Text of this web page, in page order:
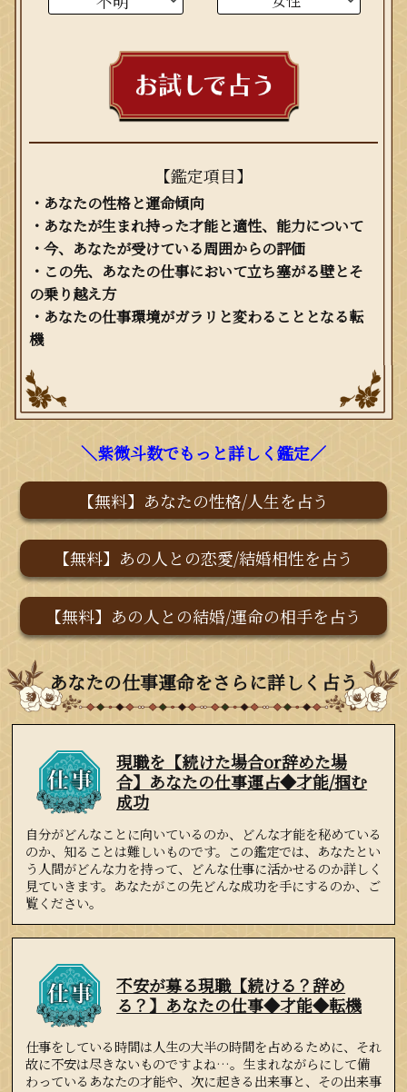
【鑑定項目】
・あなたの性格と運命傾向
・あなたが生まれ持った才能と適性、能力について
・今、あなたが受けている周囲からの評価
・この先、あなたの仕事において立ち塞がる壁とそ
の乗り越え方
・あなたの仕事環境がガラリと変わることとなる転
機
＼紫微斗数でもっと詳しく鑑定／
【無料】あなたの性格/人生を占う
【無料】あの人との恋愛/結婚相性を占う
【無料】あの人との結婚/運命の相手を占う
あなたの仕事運命をさらに詳しく占う
現職を【続けた場合or辞めた場
合】あなたの仕事運占◆才能/掴む
成功
自分がどんなことに向いているのか、どんな才能を秘めている
のか、知ることは難しいものです。この鑑定では、あなたとい
う人間がどんな力を持って、どんな仕事に活かせるのか詳しく
見ていきます。あなたがこの先どんな成功を手にするのか、ご
覧ください。
不安が募る現職【続ける？辞め
る？】あなたの仕事◆才能◆転機
仕事をしている時間は人生の大半の時間を占めるために、それ
故に不安は尽きないものですよね…。生まれながらにして備
わっているあなたの才能や、次に起きる出来事と、その出来事